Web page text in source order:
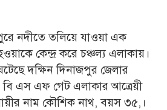
নদীতে তলিয়ে যাওয়া এক
কেন্দ্র করে চঞ্চল্য এলাকায়।
দক্ষিন দিনাজপুর জেলার
বি এস এফ গেট এলাকার আত্রেয়ী
নাম কৌশিক নাথ, বয়স ৩৫,।